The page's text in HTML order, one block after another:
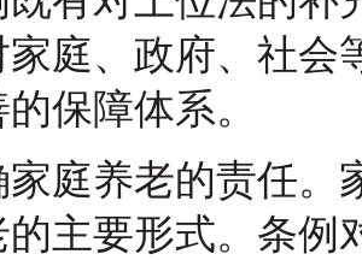
庭、政府、社会
保障体系。
养老的责任。
主要形式。条例